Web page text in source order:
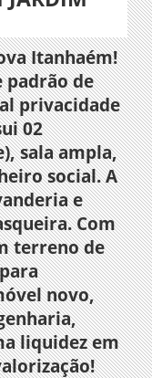
Itanhaém!
padrão de
privacidade
02
sala ampla,
social. A
e
Com
terreno de
novo,
liquidez em